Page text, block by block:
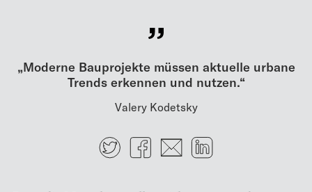
„Moderne Bauprojekte müssen aktuelle urbane
Trends erkennen und nutzen.“
Valery Kodetsky
TwitterFacebook
E-mail